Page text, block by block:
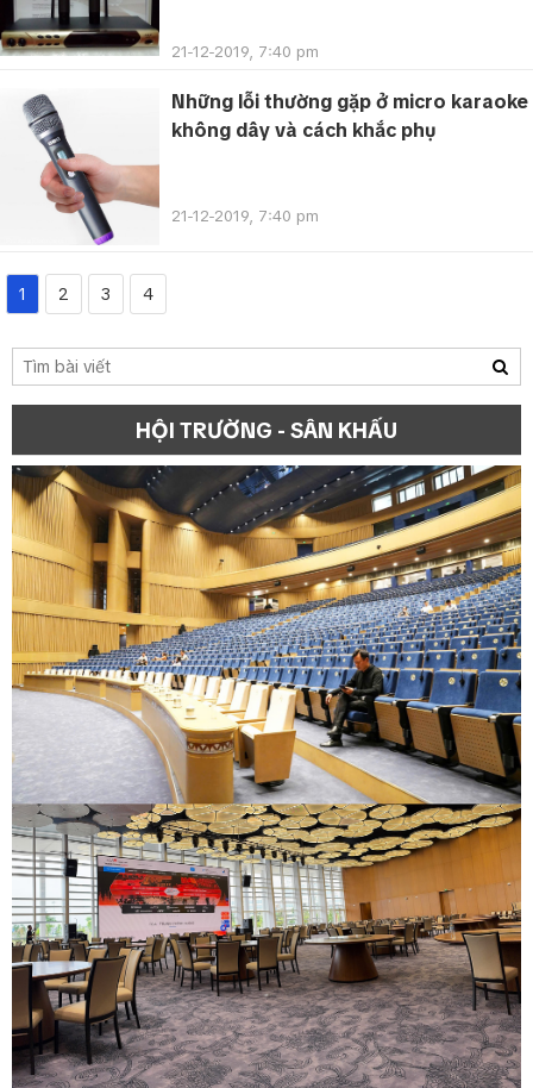
21-12-2019, 7:40 pm
Những lỗi thường gặp ở micro karaoke
không dây và cách khắc phụ
21-12-2019, 7:40 pm
1 2 3 4
HỘI TRƯỜNG - SÂN KHẤU